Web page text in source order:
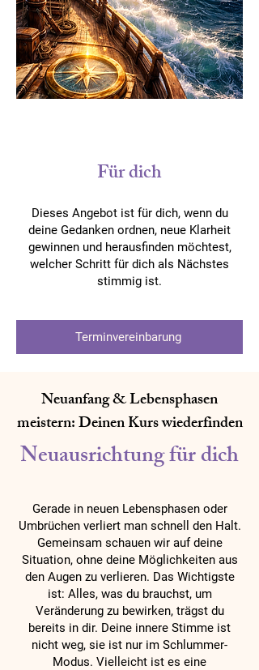
Für dich
Dieses Angebot ist für dich, wenn du
deine Gedanken ordnen, neue Klarheit
gewinnen und herausfinden möchtest,
welcher Schritt für dich als Nächstes
stimmig ist.
Terminvereinbarung
Neuanfang & Lebensphasen
meistern: Deinen Kurs wiederfinden
Neuausrichtung für dich
Gerade in neuen Lebensphasen oder
Umbrüchen verliert man schnell den Halt.
Gemeinsam schauen wir auf deine
Situation, ohne deine Möglichkeiten aus
den Augen zu verlieren. Das Wichtigste
ist: Alles, was du brauchst, um
Veränderung zu bewirken, trägst du
bereits in dir. Deine innere Stimme ist
nicht weg, sie ist nur im Schlummer-
Modus. Vielleicht ist es eine